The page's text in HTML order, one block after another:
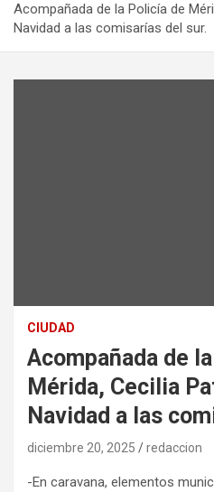
Acompañada de la Policía de
Navidad a las comisarías del sur.
CIUDAD
Acompañada de
Mérida, Cecilia
Navidad a las
diciembre 20, 2025 redaccion
-En caravana, elementos